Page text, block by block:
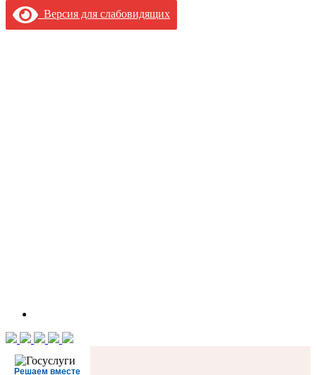
Версия для слабовидящих
Решаем вместе